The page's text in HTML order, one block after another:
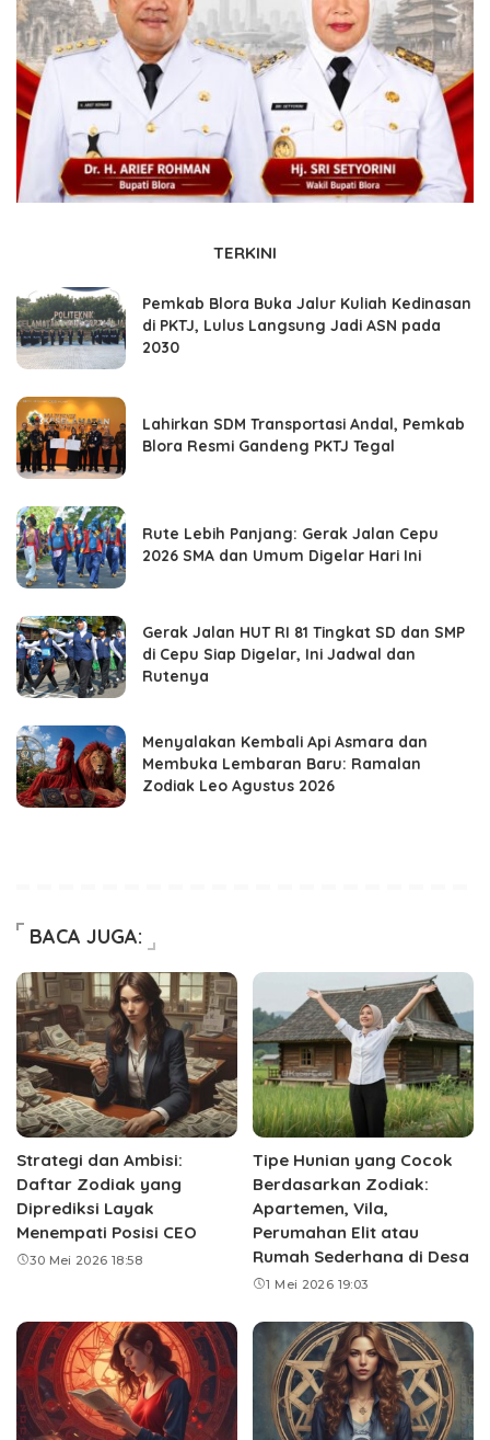
TERKINI
Pemkab Blora Buka Jalur Kuliah Kedinasan
di PKTJ, Lulus Langsung Jadi ASN pada
2030
Lahirkan SDM Transportasi Andal, Pemkab
Blora Resmi Gandeng PKTJ Tegal
Rute Lebih Panjang: Gerak Jalan Cepu
2026 SMA dan Umum Digelar Hari Ini
Gerak Jalan HUT RI 81 Tingkat SD dan SMP
di Cepu Siap Digelar, Ini Jadwal dan
Rutenya
Menyalakan Kembali Api Asmara dan
Membuka Lembaran Baru: Ramalan
Zodiak Leo Agustus 2026
BACA JUGA:
Strategi dan Ambisi:
Daftar Zodiak yang
Diprediksi Layak
Menempati Posisi CEO
30 Mei 2026 18:58
Tipe Hunian yang Cocok
Berdasarkan Zodiak:
Apartemen, Vila,
Perumahan Elit atau
Rumah Sederhana di Desa
1 Mei 2026 19:03